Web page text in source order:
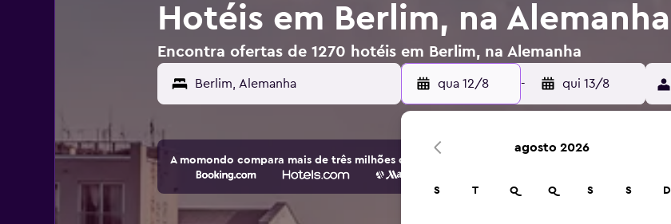
Hotéis em Berlim, na Alemanha
Encontra ofertas de 1270 hotéis em Berlim, na Alemanha
qua 12/8 - qui 13/8
A momondo compara mais de três milhões de opções de hotéis e alojamento.
agosto 2026
S T Q Q S S D